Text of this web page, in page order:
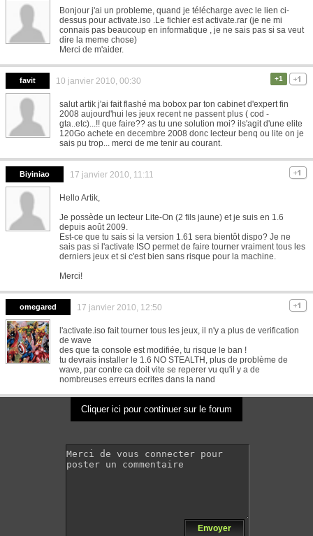
Bonjour j'ai un probleme, quand je télécharge avec le lien ci-
dessus pour activate.iso .Le fichier est activate.rar (je ne mi
connais pas beaucoup en informatique , je ne sais pas si sa veut
dire la meme chose)
Merci de m'aider.
favit 10 janvier 2010, 00:30 +1
salut artik j'ai fait flashé ma bobox par ton cabinet d'expert fin
2008 aujourd'hui les jeux recent ne passent plus ( cod -
gta..etc)...!! que faire?? as tu une solution moi? ils'agit d'une elite
120Go achete en decembre 2008 donc lecteur benq ou lite on je
sais pu trop... merci de me tenir au courant.
Biyiniao 17 janvier 2010, 11:11
Hello Artik,
Je possède un lecteur Lite-On (2 fils jaune) et je suis en 1.6
depuis août 2009.
Est-ce que tu sais si la version 1.61 sera bientôt dispo? Je ne
sais pas si l'activate ISO permet de faire tourner vraiment tous les
derniers jeux et si c'est bien sans risque pour la machine.
Merci!
omegared 17 janvier 2010, 12:50
l'activate.iso fait tourner tous les jeux, il n'y a plus de verification
de wave
des que ta console est modifiée, tu risque le ban !
tu devrais installer le 1.6 NO STEALTH, plus de problème de
wave, par contre ca doit vite se reperer vu qu'il y a de
nombreuses erreurs ecrites dans la nand
Cliquer ici pour continuer sur le forum
Envoyer